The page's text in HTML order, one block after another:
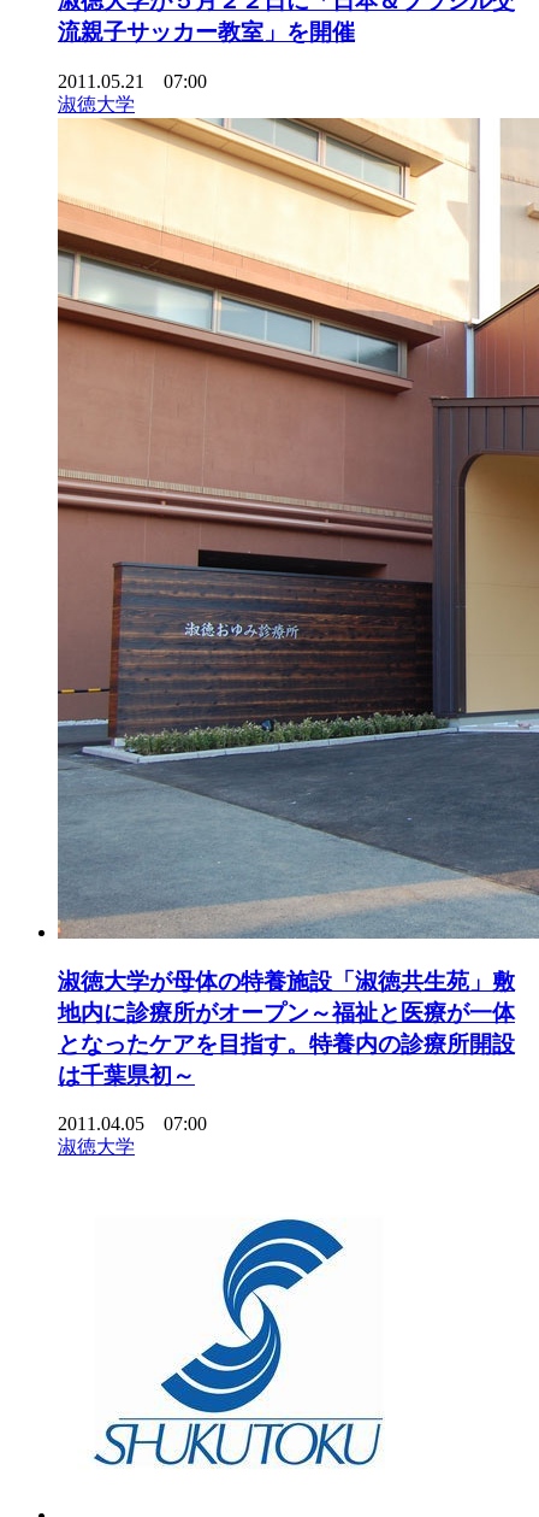
流親子サッカー教室」を開催
2011.05.21 07:00
淑徳大学
淑徳大学が母体の特養施設「淑徳共生苑」敷
地内に診療所がオープン～福祉と医療が一体
となったケアを目指す。特養内の診療所開設
は千葉県初～
2011.04.05 07:00
淑徳大学